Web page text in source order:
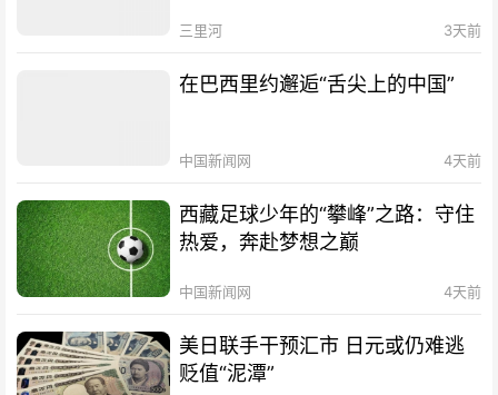
三里河 3天前
在巴西里约邂逅“舌尖上的中国”
中国新闻网 4天前
西藏足球少年的“攀峰”之路：守住
热爱，奔赴梦想之巅
中国新闻网 4天前
美日联手干预汇市 日元或仍难逃
贬值“泥潭”